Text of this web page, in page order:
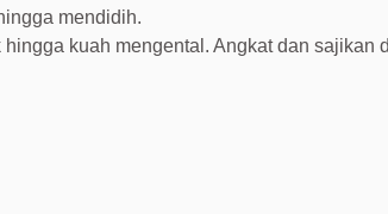
mendidih.
kuah mengental. Angkat dan sajikan